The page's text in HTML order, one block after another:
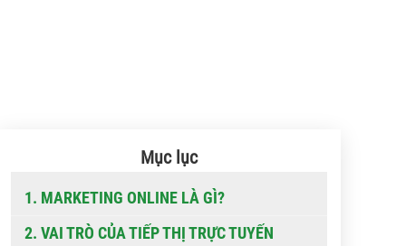
Mục lục
1. MARKETING ONLINE LÀ GÌ?
2. VAI TRÒ CỦA TIẾP THỊ TRỰC TUYẾN